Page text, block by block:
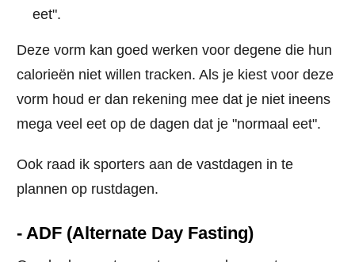
eet".
Deze vorm kan goed werken voor degene die hun
calorieën niet willen tracken. Als je kiest voor deze
vorm houd er dan rekening mee dat je niet ineens
mega veel eet op de dagen dat je "normaal eet".
Ook raad ik sporters aan de vastdagen in te
plannen op rustdagen.
- ADF (Alternate Day Fasting)